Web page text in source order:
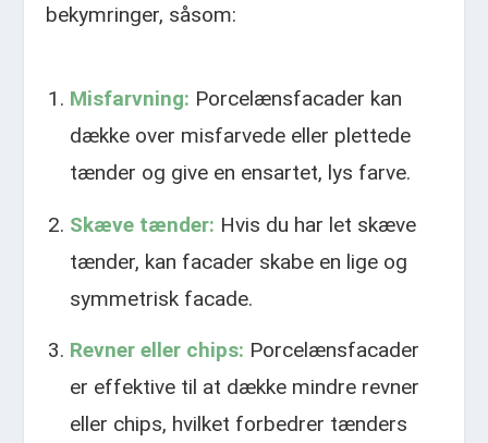
bekymringer, såsom:
Misfarvning: Porcelænsfacader kan
dække over misfarvede eller plettede
tænder og give en ensartet, lys farve.
Skæve tænder: Hvis du har let skæve
tænder, kan facader skabe en lige og
symmetrisk facade.
Revner eller chips: Porcelænsfacader
er effektive til at dække mindre revner
eller chips, hvilket forbedrer tænders